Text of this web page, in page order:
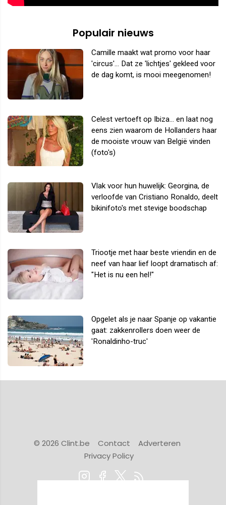
Populair nieuws
Camille maakt wat promo voor haar
'circus'... Dat ze 'lichtjes' gekleed voor
de dag komt, is mooi meegenomen!
Celest vertoeft op Ibiza... en laat nog
eens zien waarom de Hollanders haar
de mooiste vrouw van België vinden
(foto's)
Vlak voor hun huwelijk: Georgina, de
verloofde van Cristiano Ronaldo, deelt
bikinifoto's met stevige boodschap
Triootje met haar beste vriendin en de
neef van haar lief loopt dramatisch af:
"Het is nu een hel!"
Opgelet als je naar Spanje op vakantie
gaat: zakkenrollers doen weer de
'Ronaldinho-truc'
© 2026 Clint.be Contact
Adverteren
Privacy Policy